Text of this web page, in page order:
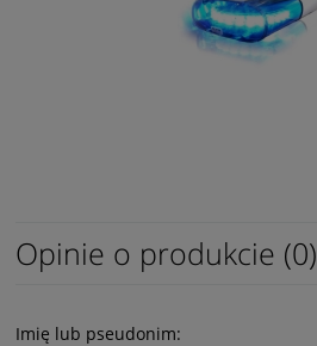
Opinie o produkcie (0)
Imię lub pseudonim: